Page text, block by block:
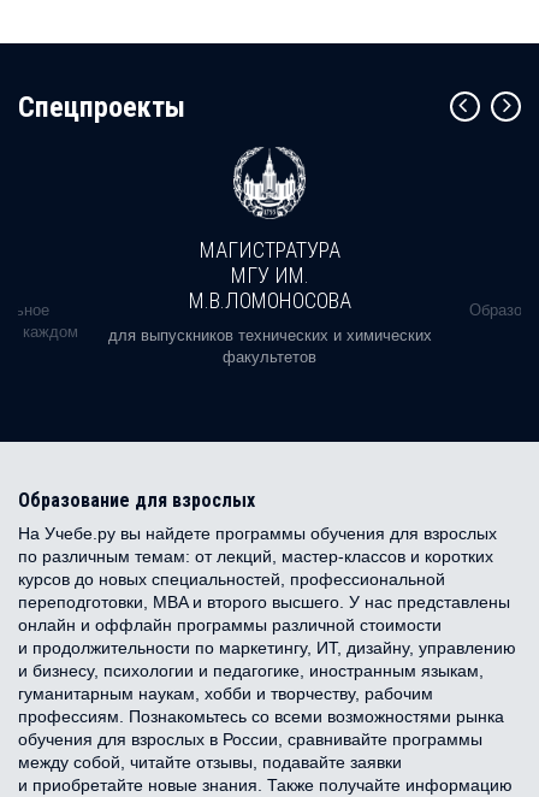
Cпецпроекты
в каждом
МАГИСТРАТУРА
МГУ ИМ.
М.В.ЛОМОНОСОВА
для выпускников технических и химических
факультетов
Образование для взрослых
На Учебе.ру вы найдете программы обучения для взрослых
по различным темам: от лекций, мастер-классов и коротких
курсов до новых специальностей, профессиональной
переподготовки, MBA и второго высшего. У нас представлены
онлайн и оффлайн программы различной стоимости
и продолжительности по маркетингу, ИТ, дизайну, управлению
и бизнесу, психологии и педагогике, иностранным языкам,
гуманитарным наукам, хобби и творчеству, рабочим
профессиям. Познакомьтесь со всеми возможностями рынка
обучения для взрослых в России, сравнивайте программы
между собой, читайте отзывы, подавайте заявки
и приобретайте новые знания. Также получайте информацию